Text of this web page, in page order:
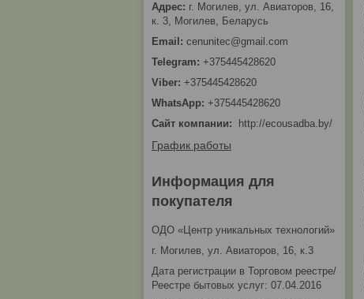
г. Могилев, ул. Авиаторов, 16,
к. 3, Могилев, Беларусь
cenunitec@gmail.com
+375445428620
+375445428620
+375445428620
Сайт компании
http://ecousadba.by/
График работы
Информация для
покупателя
ОДО «Центр уникальных технологий»
г. Могилев, ул. Авиаторов, 16, к.3
Дата регистрации в Торговом реестре/
Реестре бытовых услуг: 07.04.2016